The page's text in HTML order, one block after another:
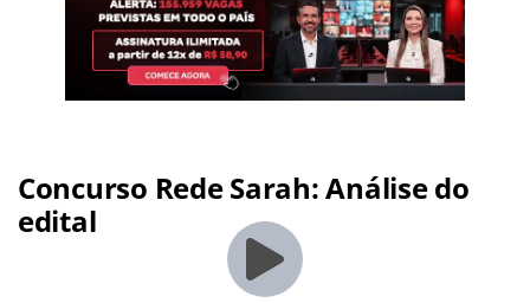
Concurso Rede Sarah: Análise do
edital